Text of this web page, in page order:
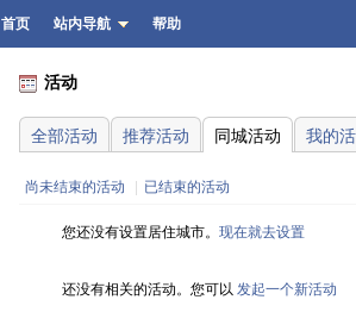
首页 站内导航 帮助
活动
全部活动 推荐活动 同城活动 我的
尚未结束的活动 已结束的活动
您还没有设置居住城市。 现在就去设置
还没有相关的活动。您可以 发起一个新活动